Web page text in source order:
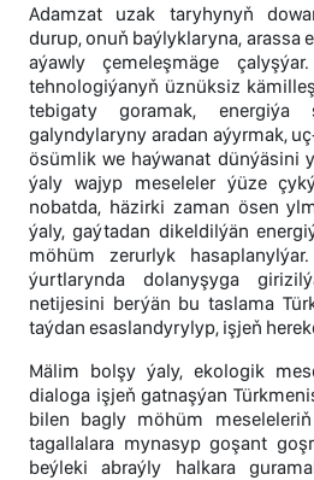
Adamzat uzak taryhynyň
durup, onuň baýlyklaryna, arassa
aýawly çemeleşmäge
tehnologiýanyň üznüksiz
tebigaty goramak, energiýa
galyndylaryny aradan aýyrmak,
ösümlik we haýwanat dünýäsini
ýaly wajyp meseleler ýüze
nobatda, häzirki zaman ösen
ýaly, gaýtadan dikeldilýän
möhüm zerurlyk
ýurtlarynda dolanyşyga
netijesini berýän bu taslama
taýdan esaslandyrylyp, işjeň
Mälim bolşy ýaly, ekologik
dialoga işjeň gatnaşýan
bilen bagly möhüm
tagallalara mynasyp goşant
beýleki abraýly halkara